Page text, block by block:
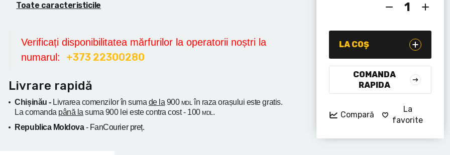
Toate caracteristicile
Verificați disponibilitatea mărfurilor la operatorii noștri la
numarul: +373 22300280
Livrare rapidă
Chișinău - Livrarea comenzilor în suma de la 900 MDL în raza orașului este gratis.
La comanda până la suma 900 lei este contra cost - 100 MDL .
Republica Moldova- FanCourier preț.
LA COȘ
COMANDA
RAPIDA
Compară
La
favorite